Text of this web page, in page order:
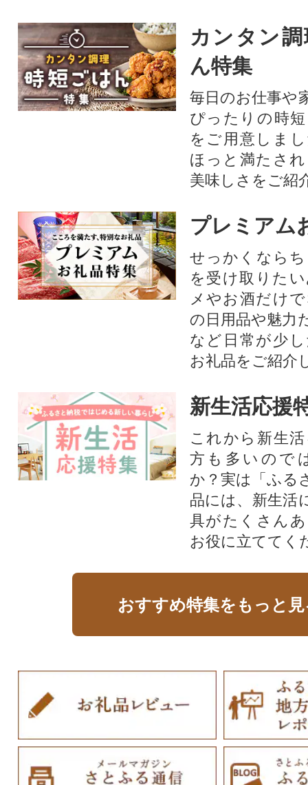
カンタン
ん特集
毎日のお仕事や
ぴったりの時
をご用意しま
ほっと満たさ
美味しさをご紹
プレミアム
せっかくなら
を受け取りた
メやお酒だけ
の日用品や魅力
など日常が少
お礼品をご紹介
新生活応援
これから新生
方も多いので
か？実は「ふる
品には、新生活
具がたくさん
お役に立ててく
おすすめ特集をもっと